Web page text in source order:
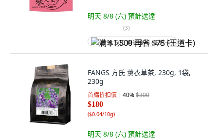
明天 8/8 (六) 預計送達
(3)
满 $1,500 再省 $75 (王道卡)
FANGS 方氏 薰衣草茶, 230g, 1袋,
230g
首購折扣價 40%$300
$180
($0.04/10g)
明天 8/8 (六) 預計送達